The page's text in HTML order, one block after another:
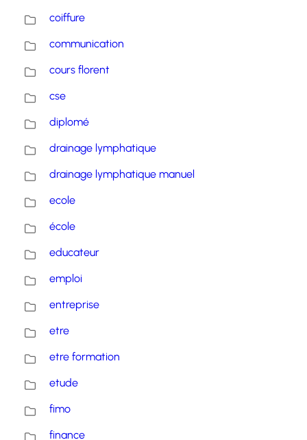
coiffure
communication
cours florent
cse
diplomé
drainage lymphatique
drainage lymphatique manuel
ecole
école
educateur
emploi
entreprise
etre
etre formation
etude
fimo
finance